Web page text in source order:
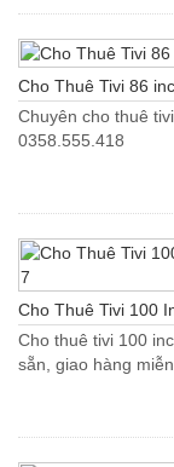
Cho Thuê Tivi 86
Chuyên cho thuê
0358.555.418
Cho Thuê Tivi 100
Cho thuê tivi 100
sẵn, giao hàng